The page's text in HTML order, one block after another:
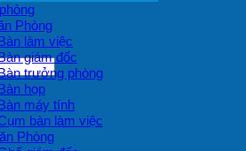
Phòng
làm việc
giám đốc
trưởng phòng
họp
máy tính
bàn làm việc
Phòng